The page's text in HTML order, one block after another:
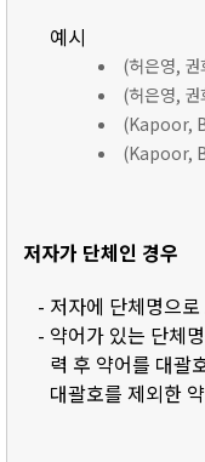
예시
(허은영,
(허은영,
(Kapoor,
(Kapoor,
저자가 단체인 경우
- 저자에 단체명으
- 약어가 있는 단체
력 후 약어를 대괄
대괄호를 제외한